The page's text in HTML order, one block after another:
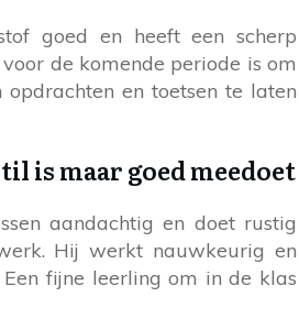
goed en heeft een scherp
de komende periode is om
en toetsen te laten
is maar goed meedoet
aandachtig en doet rustig
Hij werkt nauwkeurig en
fijne leerling om in de klas